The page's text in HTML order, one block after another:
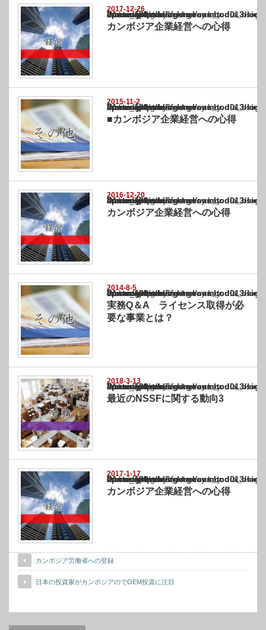
2017-12-26
Warning
: Undefined array key "show_category" in
/home/netst/kuno-cpa.co.jp/public_html/cambodia_blog/wp-content/themes/
on line183
カンボジア企業経営への心得
2015-11-2
Warning
: Undefined array key "show_category" in
/home/netst/kuno-cpa.co.jp/public_html/cambodia_blog/wp-content/themes/
on line183
■カンボジア企業経営への心得
2016-12-20
Warning
: Undefined array key "show_category" in
/home/netst/kuno-cpa.co.jp/public_html/cambodia_blog/wp-content/themes/
on line183
カンボジア企業経営への心得
2014-8-5
Warning
: Undefined array key "show_category" in
/home/netst/kuno-cpa.co.jp/public_html/cambodia_blog/wp-content/themes/
on line183
実務Q＆A ライセンス取得が必
要な事業とは？
2018-3-13
Warning
: Undefined array key "show_category" in
/home/netst/kuno-cpa.co.jp/public_html/cambodia_blog/wp-content/themes/
on line183
最近のNSSFに関する動向3
2017-1-17
Warning
: Undefined array key "show_category" in
/home/netst/kuno-cpa.co.jp/public_html/cambodia_blog/wp-content/themes/
on line183
カンボジア企業経営への心得
カンボジア労働省への登録
日本の投資家がカンボジアのでOEM投資に注目